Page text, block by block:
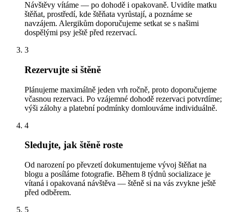
Návštěvy vítáme — po dohodě i opakovaně. Uvidíte matku
štěňat, prostředí, kde štěňata vyrůstají, a poznáme se
navzájem. Alergikům doporučujeme setkat se s našimi
dospělými psy ještě před rezervací.
3
Rezervujte si štěně
Plánujeme maximálně jeden vrh ročně, proto doporučujeme
včasnou rezervaci. Po vzájemné dohodě rezervaci potvrdíme;
výši zálohy a platební podmínky domlouváme individuálně.
4
Sledujte, jak štěně roste
Od narození po převzetí dokumentujeme vývoj štěňat na
blogu a posíláme fotografie. Během 8 týdnů socializace je
vítaná i opakovaná návštěva — štěně si na vás zvykne ještě
před odběrem.
5